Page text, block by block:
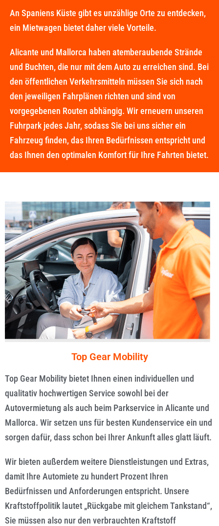
An Spaniens Küste gibt es unzählige Orte zu entdecken,
ein Mietwagen bietet daher viele Vorteile. ​
Alicante und Mallorca haben atemberaubende Strände
und Buchten, die nur mit dem Auto zu erreichen sind. Bei
den öffentlichen Verkehrsmitteln müssen Sie sich nach
den jeweiligen Fahrplänen richten und sind von
vorgegebenen Routen abhängig. Wir erneuern unseren
Fuhrpark jedes Jahr, sodass Sie bei uns sicher ein
Fahrzeug finden, das Ihren Bedürfnissen entspricht und
das Ihnen den optimalen Komfort für Ihre Fahrten bietet.
Top Gear Mobility
Top Gear Mobility bietet Ihnen einen individuellen und
qualitativ hochwertigen Service sowohl bei der
Autovermietung als auch beim Parkservice in Alicante und
Mallorca. Wir setzen uns für besten Kundenservice ein und
sorgen dafür, dass schon bei Ihrer Ankunft alles glatt läuft.
Wir bieten außerdem weitere Dienstleistungen und Extras,
damit Ihre Automiete zu hundert Prozent Ihren
Bedürfnissen und Anforderungen entspricht. Unsere
Kraftstoffpolitik lautet „Rückgabe mit gleichem Tankstand“,
Sie müssen also nur den verbrauchten Kraftstoff